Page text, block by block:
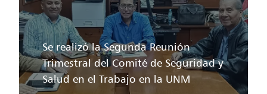
Se realizó la Segunda Reunión
Trimestral del Comité de Seguridad y
Salud en el Trabajo en la UNM